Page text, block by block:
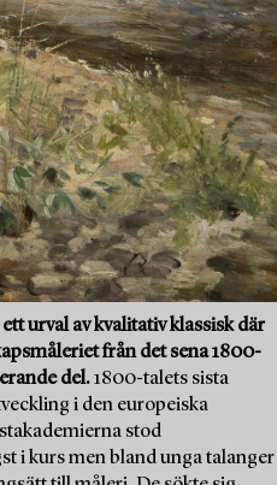
urval av kvalitativ klassisk där
från det sena 1800-
del.1800-talets sista
i den europeiska
stod
i kurs men bland unga talanger